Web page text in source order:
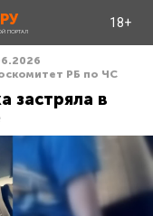
ПОРТАЛ
18+
РБ по ЧС
застряла в